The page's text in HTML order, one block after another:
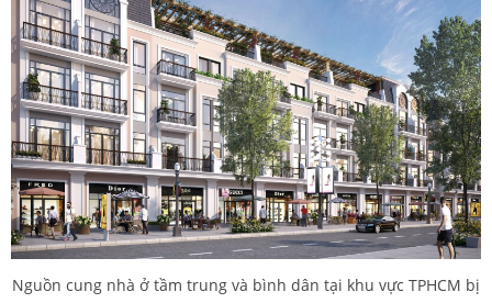
Nguồn cung nhà ở tầm trung và bình dân tại khu vực TPHCM bị